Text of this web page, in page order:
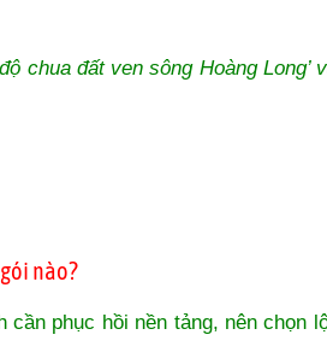
chua đất ven sông Hoàng
nào?
phục hồi nền tảng, nên chọn